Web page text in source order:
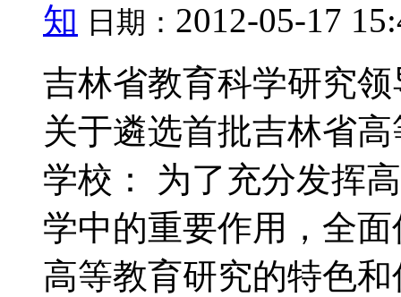
知 日期： 2012-05-17
吉林省教育科学研究
关于遴选首批吉林省
学校： 为了充分发挥
学中的重要作用，全
高等教育研究的特色